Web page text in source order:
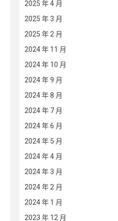
2025 年 4 月
2025 年 3 月
2025 年 2 月
2024 年 11 月
2024 年 10 月
2024 年 9 月
2024 年 8 月
2024 年 7 月
2024 年 6 月
2024 年 5 月
2024 年 4 月
2024 年 3 月
2024 年 2 月
2024 年 1 月
2023 年 12 月